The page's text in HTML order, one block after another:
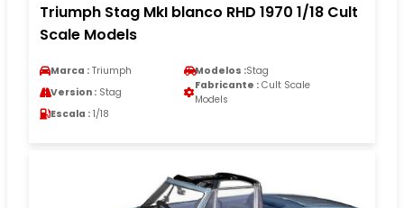
Triumph Stag MkI blanco RHD 1970 1/18 Cult
Scale Models
Marca : Triumph Modelos :Stag
Version : Stag
Fabricante : Cult Scale
Models
Escala : 1/18